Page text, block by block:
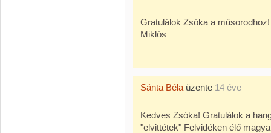
Gratulálok Zsóka a
Miklós
Sánta Béla üzente 14 éve
Kedves Zsóka! Gratulálok a
"elvittétek" Felvidéken élő